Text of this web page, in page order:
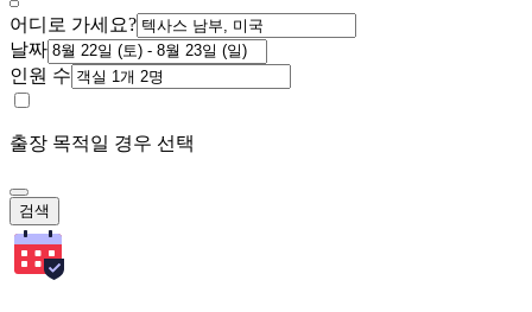
어디로 가세요?
날짜
인원 수
출장 목적일 경우 선택
검색